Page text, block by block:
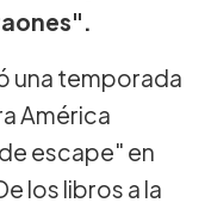
una temporada
América
escape" en
los libros a la